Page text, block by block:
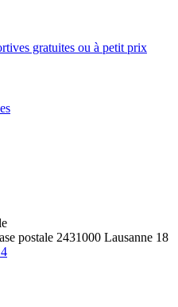
gratuites ou à petit prix
postale 2431000 Lausanne 18